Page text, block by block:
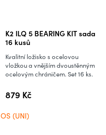
K2 ILQ 5 BEARING KIT sada
16 kusů
879 Kč
Kvalitní ložisko s ocelovou
vložkou a vnějším dvoustěnným
ocelovým chráničem. Set 16 ks.
OS (UNI)